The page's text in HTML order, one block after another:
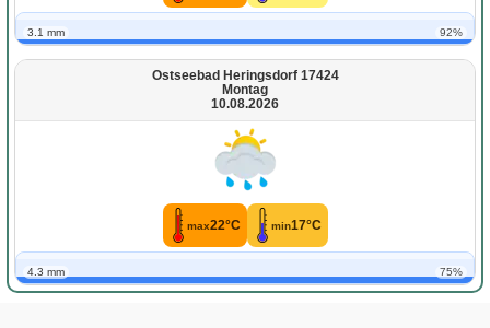
3.1 mm 92%
Ostseebad Heringsdorf 17424
Montag
10.08.2026
max22°C min17°C
4.3 mm 75%